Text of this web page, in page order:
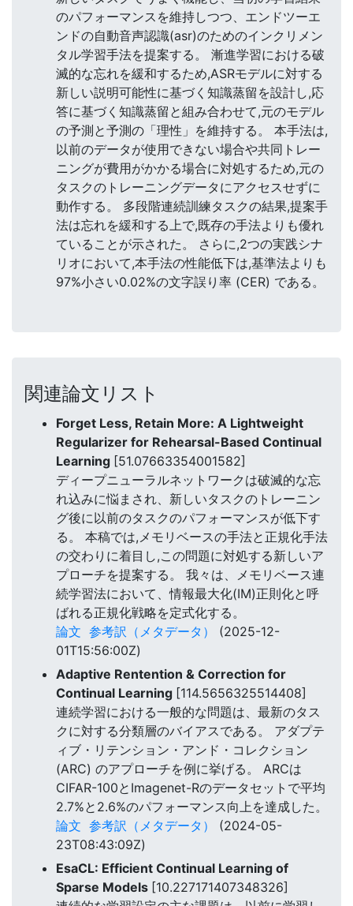
のパフォーマンスを維持しつつ、エンドツーエ
ンドの自動音声認識(asr)のためのインクリメン
タル学習手法を提案する。 漸進学習における破
滅的な忘れを緩和するため,ASRモデルに対する
新しい説明可能性に基づく知識蒸留を設計し,応
答に基づく知識蒸留と組み合わせて,元のモデル
の予測と予測の「理性」を維持する。 本手法は,
以前のデータが使用できない場合や共同トレー
ニングが費用がかかる場合に対処するため,元の
タスクのトレーニングデータにアクセスせずに
動作する。 多段階連続訓練タスクの結果,提案手
法は忘れを緩和する上で,既存の手法よりも優れ
ていることが示された。 さらに,2つの実践シナ
リオにおいて,本手法の性能低下は,基準法よりも
97%小さい0.02%の文字誤り率 (CER) である。
関連論文リスト
Forget Less, Retain More: A Lightweight
Regularizer for Rehearsal-Based Continual
Learning [51.07663354001582]
ディープニューラルネットワークは破滅的な忘
れ込みに悩まされ、新しいタスクのトレーニン
グ後に以前のタスクのパフォーマンスが低下す
る。 本稿では,メモリベースの手法と正規化手法
の交わりに着目し,この問題に対処する新しいア
プローチを提案する。 我々は、メモリベース連
続学習法において、情報最大化(IM)正則化と呼
ばれる正規化戦略を定式化する。
論文 参考訳（メタデータ）
(2025-12-
01T15:56:00Z)
Adaptive Rentention & Correction for
Continual Learning [114.5656325514408]
連続学習における一般的な問題は、最新のタス
クに対する分類層のバイアスである。 アダプテ
ィブ・リテンション・アンド・コレクション
(ARC) のアプローチを例に挙げる。 ARCは
CIFAR-100とImagenet-Rのデータセットで平均
2.7%と2.6%のパフォーマンス向上を達成した。
論文 参考訳（メタデータ）
(2024-05-
23T08:43:09Z)
EsaCL: Efficient Continual Learning of
Sparse Models [10.227171407348326]